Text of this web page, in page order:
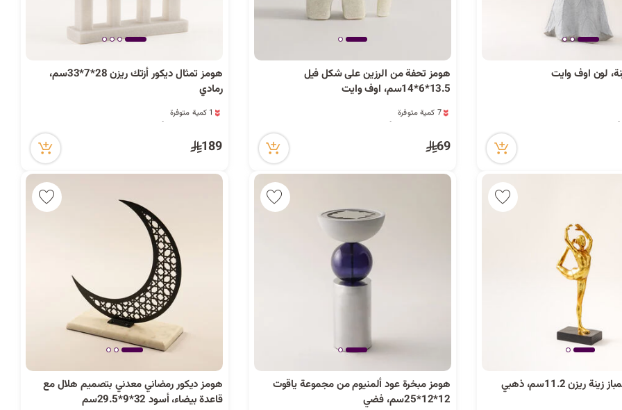
لون اوف وايت
هومز تحفة من الرزين على شكل فيل
13.5*6*14سم، اوف وايت
4 مشاهدة مؤخراً
4 مشاهدة مؤخراً
69
هومز تمثال ديكور أزتك ريزن 28*7*33سم،
رمادي
3 مشاهدة مؤخراً
3 مشاهدة مؤخراً
189
ريزن 11.2سم، ذهبي
هومز مبخرة عود ألمنيوم من مجموعة ياقوت
12*12*25سم، فضي
هومز ديكور رمضاني معدني بتصميم هلال مع
قاعدة بيضاء، أسود 32*9*29.5سم